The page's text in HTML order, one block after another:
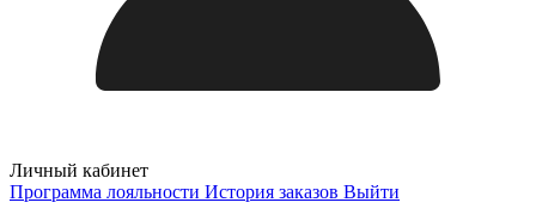
Личный кабинет
Программа лояльности История заказов Выйти